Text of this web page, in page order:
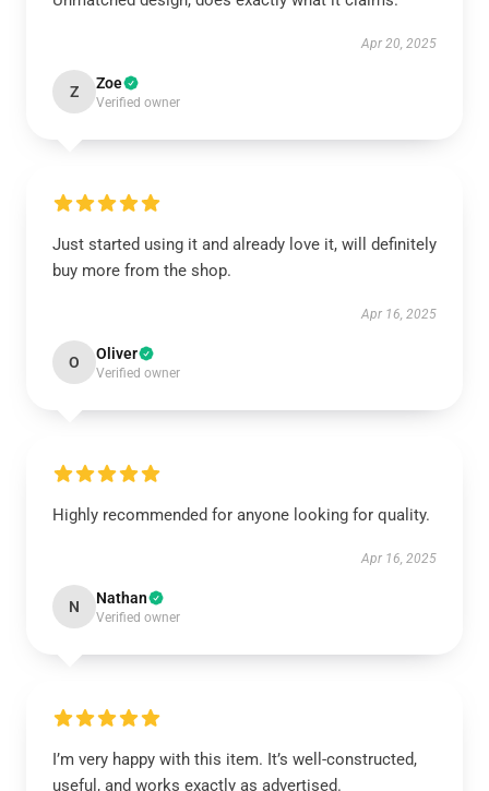
Apr 20, 2025
Z Zoe
Verified owner
Just started using it and already love it, will definitely
buy more from the shop.
Apr 16, 2025
O Oliver
Verified owner
Highly recommended for anyone looking for quality.
Apr 16, 2025
N Nathan
Verified owner
I’m very happy with this item. It’s well-constructed,
useful, and works exactly as advertised.